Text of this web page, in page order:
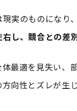
実のものになり
し、競合との差
最適を見失い、
向性とズレが生